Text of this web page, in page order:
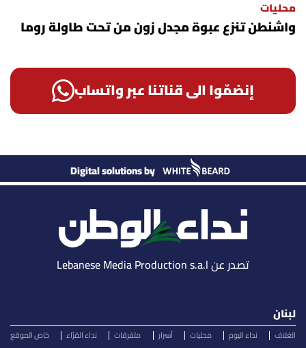
محليات
واشنطن تنزع عبوة مجدل زون من تحت طاولة روما
إنضمّوا الى قناتنا عبر واتساب
Digital solutions by
تصدر عن Lebanese Media Production s.a.l
لبنان
الغلاف نداء اليوم محليات أسرار متفرقات نداء القرّاء خاص الموقع